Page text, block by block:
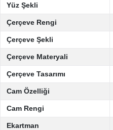
Yüz Şekli
Çerçeve Rengi
Çerçeve Şekli
Çerçeve Materyali
Çerçeve Tasarımı
Cam Özelliği
Cam Rengi
Ekartman